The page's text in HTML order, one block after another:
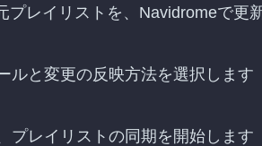
プレイリストを、Navidromeで更
ルと変更の反映方法を選択します
プレイリストの同期を開始します